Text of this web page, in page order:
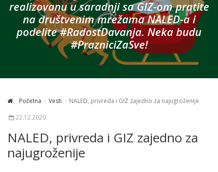
realizovanu u saradnji sa GIZ-om pratite
na društvenim mrežama NALED-a i
podelite #RadostDavanja. Neka budu
#PrazniciZaSve!
Početna Vesti
NALED, privreda i GIZ zajedno za najugroženije
22.12.2020
NALED, privreda i GIZ zajedno za
najugroženije